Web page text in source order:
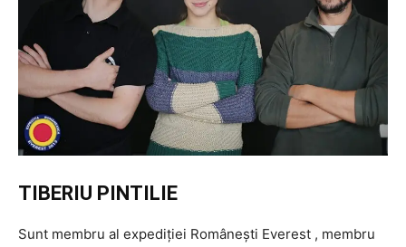
TIBERIU PINTILIE
Sunt membru al expediţiei Româneşti Everest , membru